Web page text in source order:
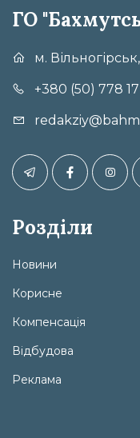
ГО
м.
+380 (50) 778
Розділи
Новини
Корисне
Компенсація
Відбудова
Реклама